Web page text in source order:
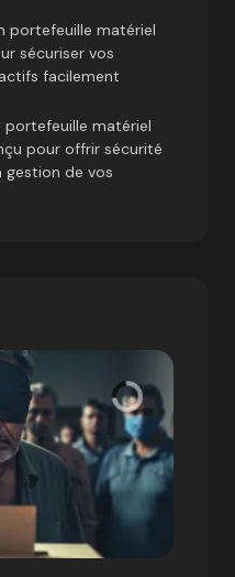
portefeuille matériel
sécuriser vos
facilement
portefeuille matériel
pour offrir sécurité
gestion de vos
par Ines Aissani
on 03/10/2024